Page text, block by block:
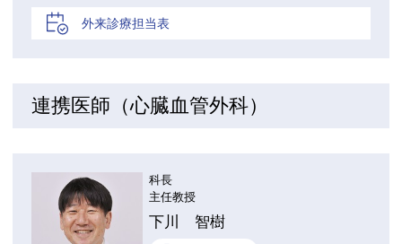
外来診療担当表
連携医師（心臓血管外科）
科長
主任教授
下川 智樹